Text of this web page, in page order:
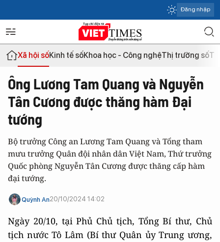
Đăng nhập
Xã hội sốKinh tế sốKhoa học - Công nghệThị trường số
Ông Lương Tam Quang và Nguyễn
Tân Cương được thăng hàm Đại
tướng
Bộ trưởng Công an Lương Tam Quang và Tổng tham
mưu trưởng Quân đội nhân dân Việt Nam, Thứ trưởng
Quốc phòng Nguyễn Tân Cương được thăng cấp hàm
đại tướng.
Quỳnh An20/10/2024 14:02
Ngày 20/10, tại Phủ Chủ tịch, Tổng Bí thư, Chủ
tịch nước Tô Lâm (Bí thư Quân ủy Trung ương,